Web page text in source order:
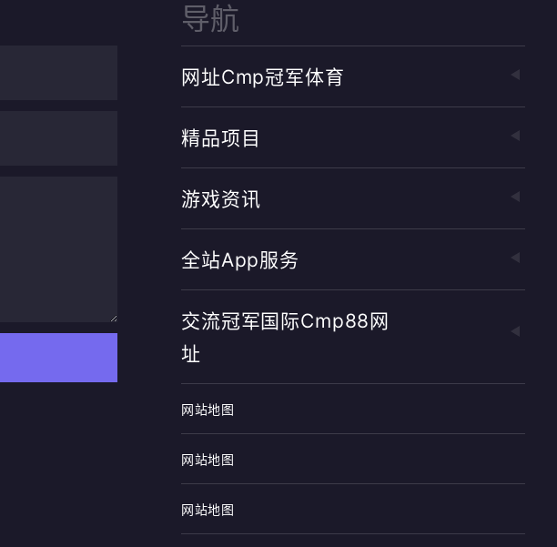
导航
网址cmp冠军体育
精品项目
游戏资讯
全站app服务
交流冠军国际cmp88网
址
网站地图
网站地图
网站地图